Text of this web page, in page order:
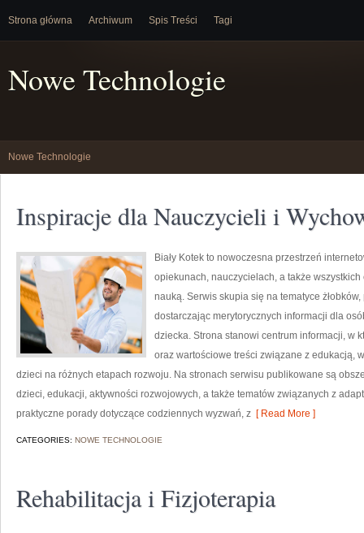
Strona główna Archiwum Spis Treści Tagi
Nowe Technologie
Nowe Technologie
Inspiracje dla Nauczycieli i
Biały Kotek to nowoczesna przestrzeń
opiekunach, nauczycielach, a także
nauką. Serwis skupia się na tematyce
dostarczając merytorycznych informacji dla
dziecka. Strona stanowi centrum informacji, w
oraz wartościowe treści związane z edukacją,
dzieci na różnych etapach rozwoju. Na stronach serwisu publikowane są
dzieci, edukacji, aktywności rozwojowych, a także tematów związanych z
praktyczne porady dotyczące codziennych wyzwań, z [ Read More ]
CATEGORIES: NOWE TECHNOLOGIE
Rehabilitacja i Fizjoterapia